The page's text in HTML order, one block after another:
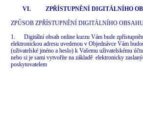
VI. ZPŘÍSTUPNĚNÍ DIGITÁLNÍHO
ZPŮSOB ZPŘÍSTUPNĚNÍ DIGITÁLNÍHO
1. Digitální obsah online kurzu Vám bude zpřístupněn
elektronickou adresu uvedenou v Objednávce Vám
(uživatelské jméno a heslo) k Vašemu uživatelskému
nebo si je sami vytvoříte na základě elektronicky
poskytovatelem